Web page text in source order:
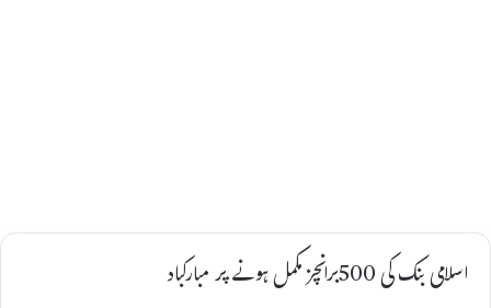
اسلامی بنک کی 500برانچز مکمل ہونے پر مبارکباد